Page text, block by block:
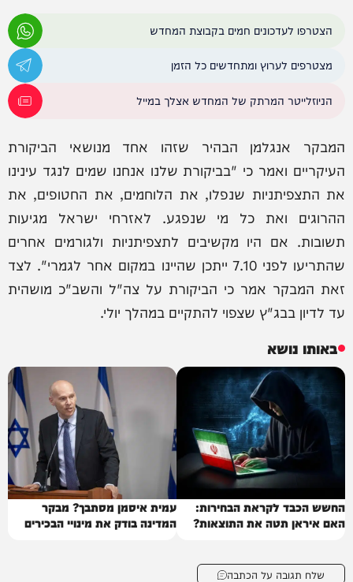
הצטרפו לעדכונים חמים בקבוצת המחדש
מצטרפים לערוץ ומתחדשים כל הזמן
הניוזלייטר המרתק של המחדש אצלך במייל
המבקר אנגלמן הבהיר שזהו אחד מנושאי הביקורת
העיקריים ואמר כי "בביקורת שלנו אנחנו שמים לנגד עינינו
את התצפיתניות שנפלו, את הלוחמים, את החטופים, את
ההרוגים ואת כל מי שנפגע. לאזרחי ישראל מגיעות
תשובות. אם היו מקשיבים לתצפיתניות ולגורמים אחרים
שהתריעו לפני 7.10 ייתכן שהיינו במקום אחר לגמרי". לצד
זאת המבקר אמר כי הביקורת על צה"ל והשב"כ מושהית
עד לדיון בבג"ץ שצפוי להתקיים במהלך יולי.
באותו נושא
החשש הכבד לקראת הבחירות:
האם איראן תטה את התוצאות?
עמית איסמן מסתבך? מבקר
המדינה בודק את מינויי הבכירים
שלח תגובה על הכתבה